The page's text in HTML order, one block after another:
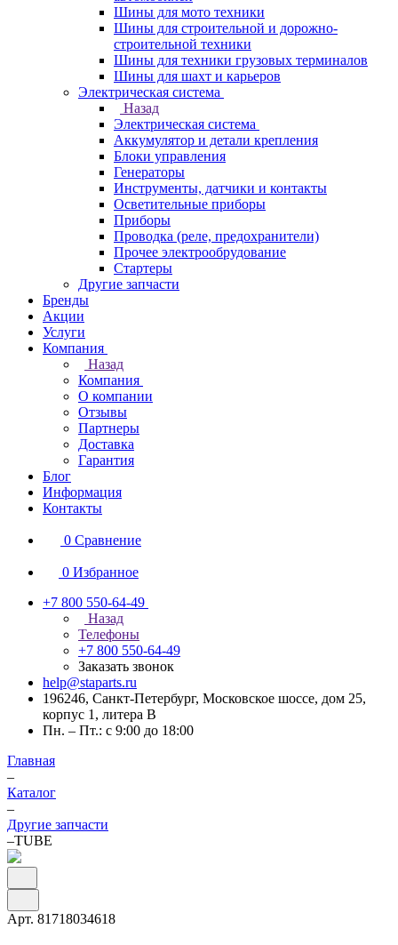
Шины для мото техники
Шины для строительной и дорожно-
строительной техники
Шины для техники грузовых терминалов
Шины для шахт и карьеров
Электрическая система
Назад
Электрическая система
Аккумулятор и детали крепления
Блоки управления
Генераторы
Инструменты, датчики и контакты
Осветительные приборы
Приборы
Проводка (реле, предохранители)
Прочее электрообрудование
Стартеры
Другие запчасти
Бренды
Акции
Услуги
Компания
Назад
Компания
О компании
Отзывы
Партнеры
Доставка
Гарантия
Блог
Информация
Контакты
0 Сравнение
0 Избранное
+7 800 550-64-49
Назад
Телефоны
+7 800 550-64-49
Заказать звонок
help@staparts.ru
196246, Санкт-Петербург, Московское шоссе, дом 25,
корпус 1, литера В
Пн. – Пт.: с 9:00 до 18:00
Главная
–
Каталог
–
Другие запчасти
–TUBE
Арт. 81718034618